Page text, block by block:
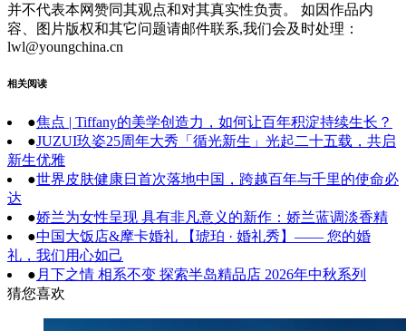
并不代表本网赞同其观点和对其真实性负责。 如因作品内
容、图片版权和其它问题请邮件联系,我们会及时处理：
lwl@youngchina.cn
相关阅读
●焦点 | Tiffany的美学创造力，如何让百年积淀持续生长？
●JUZUI玖姿25周年大秀「循光新生」光起二十五载，共启
新生优雅
●世界皮肤健康日首次落地中国，跨越百年与千里的使命必
达
●娇兰为女性呈现 具有非凡意义的新作：娇兰蓝调淡香精
●中国大饭店&摩卡婚礼 【琥珀 · 婚礼秀】—— 您的婚
礼，我们用心如己
● 月下之情 相系不变 探索半岛精品店 2026年中秋系列
猜您喜欢